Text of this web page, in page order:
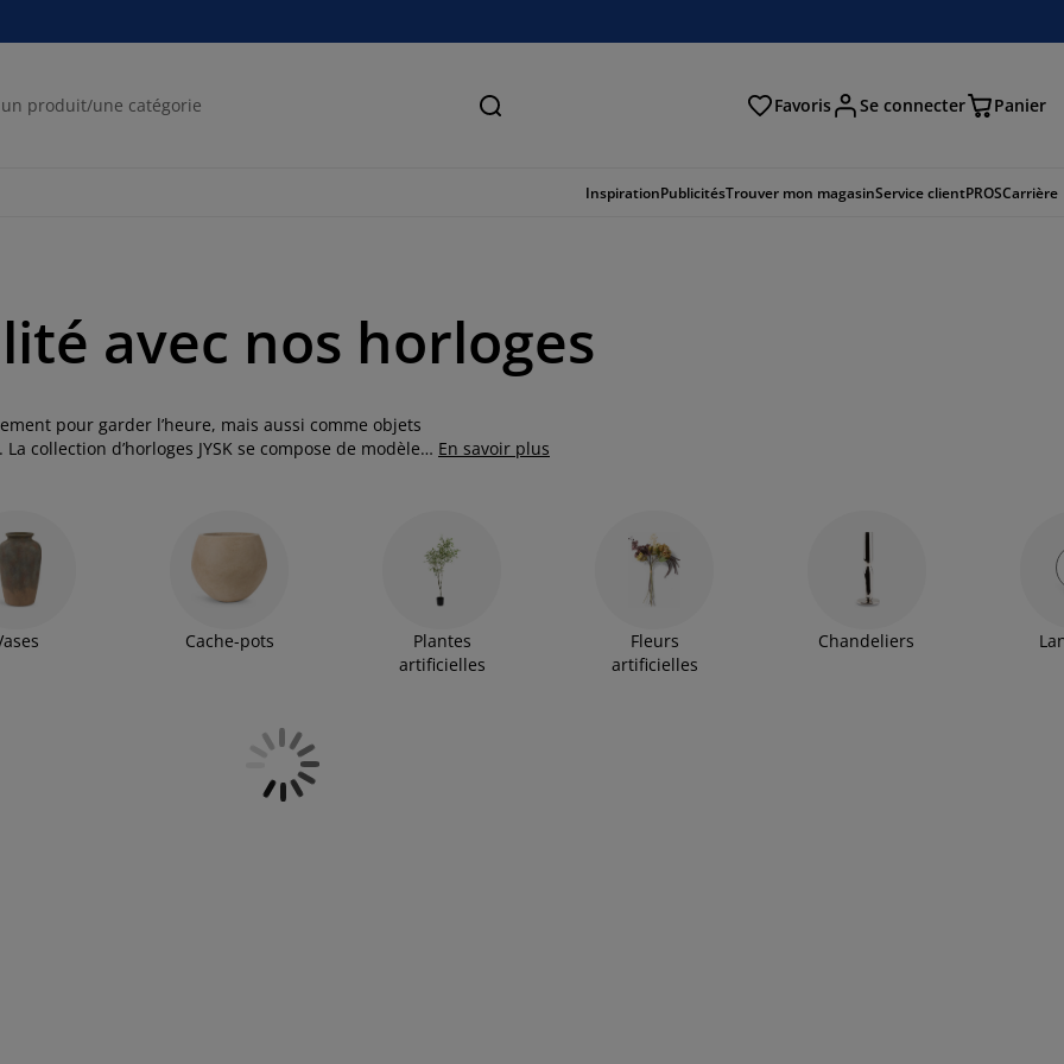
Chercher Favoris Se connecter Panier
InspirationPublicitésTrouver mon magasinService clientPROSCarrière
avec nos horloges
pour garder l’heure, mais aussi comme objets
collection d’horloges JYSK se compose de modèles En savoir plus
Cache-pots
Plantes
artificielles
Fleurs
artificielles
Chandeliers